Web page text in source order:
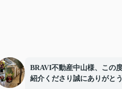
BRAVI不動産中山様、この
紹介くださり誠にありがと